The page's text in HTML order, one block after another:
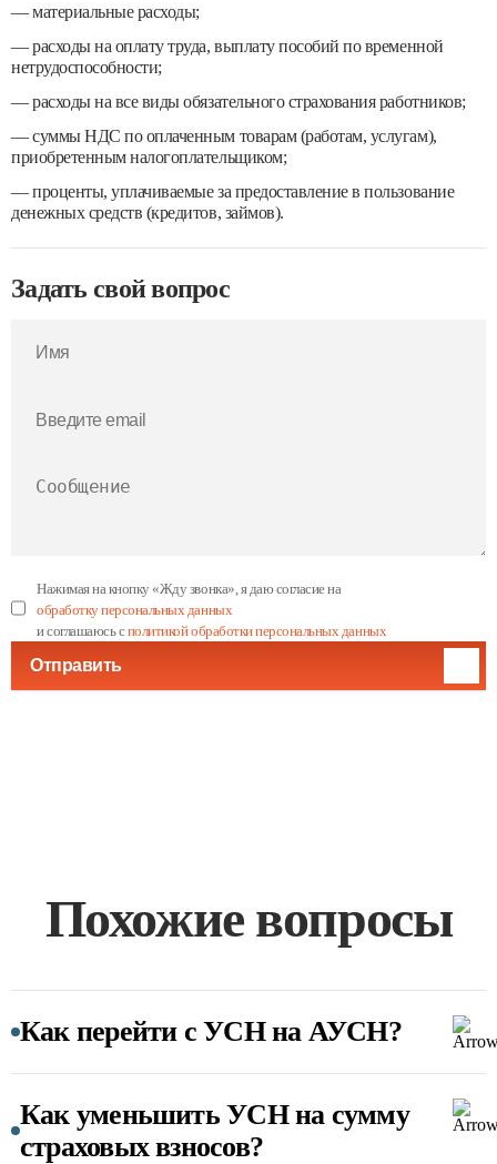
— материальные расходы;
— расходы на оплату труда, выплату пособий по временной
нетрудоспособности;
— расходы на все виды обязательного страхования работников;
— суммы НДС по оплаченным товарам (работам, услугам),
приобретенным налогоплательщиком;
— проценты, уплачиваемые за предоставление в пользование
денежных средств (кредитов, займов).
Задать свой вопрос
Нажимая на кнопку «Жду звонка», я даю согласие на
обработку персональных данных
и соглашаюсь сполитикой обработки персональных данных
Отправить
Похожие вопросы
Как перейти с УСН на АУСН?
Как уменьшить УСН на сумму
страховых взносов?